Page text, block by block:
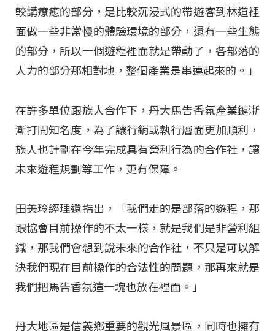
較講療癒的部分，是比較沉浸式的帶遊客到林道裡
面做一些非常慢的體驗環境的部分，還有一些生態
的部分，所以一個遊程裡面就是帶動了，各部落的
人力的部分那相對地，整個產業是串連起來的。」
在許多單位跟族人合作下，丹大馬告香氛產業鏈漸
漸打開知名度，為了讓行銷或執行層面更加順利，
族人也計劃在今年完成具有營利行為的合作社，讓
未來遊程規劃等工作，更有保障。
田美玲經理還指出，「我們走的是部落的遊程，那
跟協會目前操作的不太一樣，就是我們是非營利組
織，那我們會想到說未來的合作社，不只是可以解
決我們現在目前操作的合法性的問題，那再來就是
我們把馬告香氛這一塊也放在裡面。」
丹大地區是信義鄉重要的觀光風景區，同時也擁有